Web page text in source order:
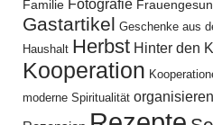
Familie Fotografie
Gastartikel Geschenke aus
Haushalt Herbst Hinter den
Kooperation
moderne Spiritualität organisieren